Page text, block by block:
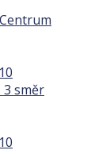
3 směr